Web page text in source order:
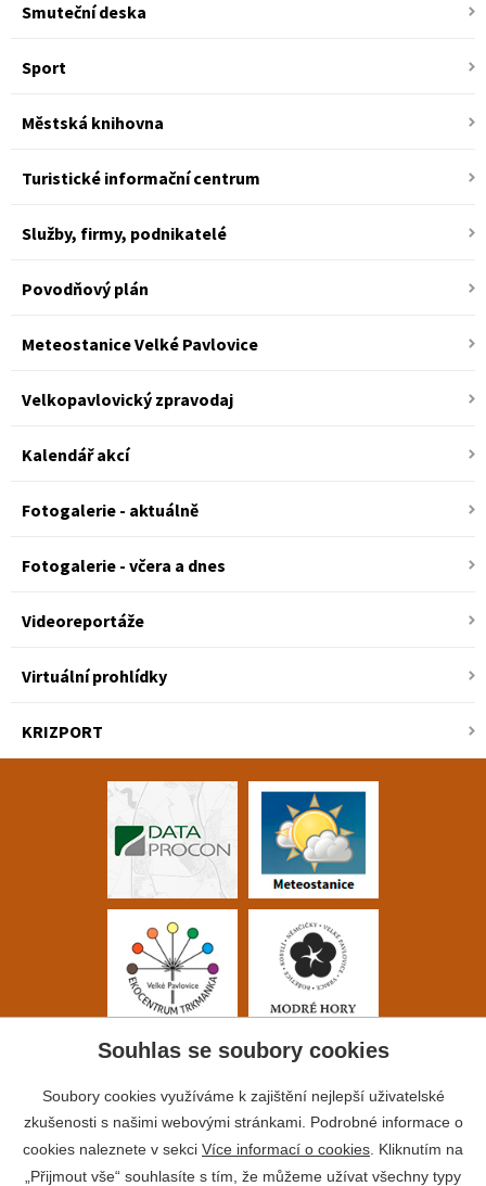
Smuteční deska
Sport
Městská knihovna
Turistické informační centrum
Služby, firmy, podnikatelé
Povodňový plán
Meteostanice Velké Pavlovice
Velkopavlovický zpravodaj
Kalendář akcí
Fotogalerie - aktuálně
Fotogalerie - včera a dnes
Videoreportáže
Virtuální prohlídky
KRIZPORT
Souhlas se soubory cookies
Soubory cookies využíváme k zajištění nejlepší uživatelské
zkušenosti s našimi webovými stránkami. Podrobné informace o
cookies naleznete v sekci Více informací o cookies . Kliknutím na
„Přijmout vše“ souhlasíte s tím, že můžeme užívat všechny typy